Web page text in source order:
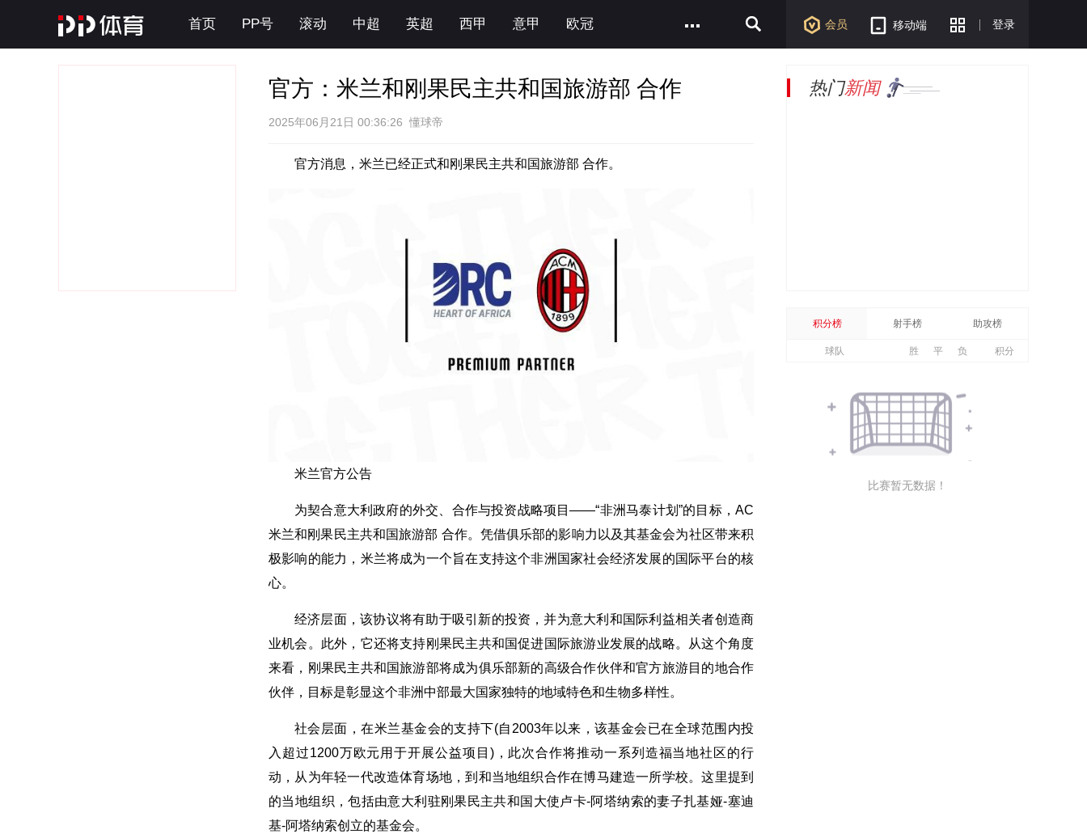
首页 PP号 滚动 中超 英超 西甲 意甲 欧冠 会员 移动端 登录
官方：米兰和刚果民主共和国旅游部 合作
2025年06月21日 00:36:26 懂球帝
官方消息，米兰已经正式和刚果民主共和国旅游部 合作。
米兰官方公告
为契合意大利政府的外交、合作与投资战略项目——“非洲马泰计划”的目标，AC
米兰和刚果民主共和国旅游部 合作。凭借俱乐部的影响力以及其基金会为社区带来积
极影响的能力，米兰将成为一个旨在支持这个非洲国家社会经济发展的国际平台的核
心。
经济层面，该协议将有助于吸引新的投资，并为意大利和国际利益相关者创造商
业机会。此外，它还将支持刚果民主共和国促进国际旅游业发展的战略。从这个角度
来看，刚果民主共和国旅游部将成为俱乐部新的高级合作伙伴和官方旅游目的地合作
伙伴，目标是彰显这个非洲中部最大国家独特的地域特色和生物多样性。
社会层面，在米兰基金会的支持下(自2003年以来，该基金会已在全球范围内投
入超过1200万欧元用于开展公益项目)，此次合作将推动一系列造福当地社区的行
动，从为年轻一代改造体育场地，到和当地组织合作在博马建造一所学校。这里提到
的当地组织，包括由意大利驻刚果民主共和国大使卢卡-阿塔纳索的妻子扎基娅-塞迪
基-阿塔纳索创立的基金会。
热门新闻
积分榜 射手榜 助攻榜
球队 胜 平 负 积分
比赛暂无数据！